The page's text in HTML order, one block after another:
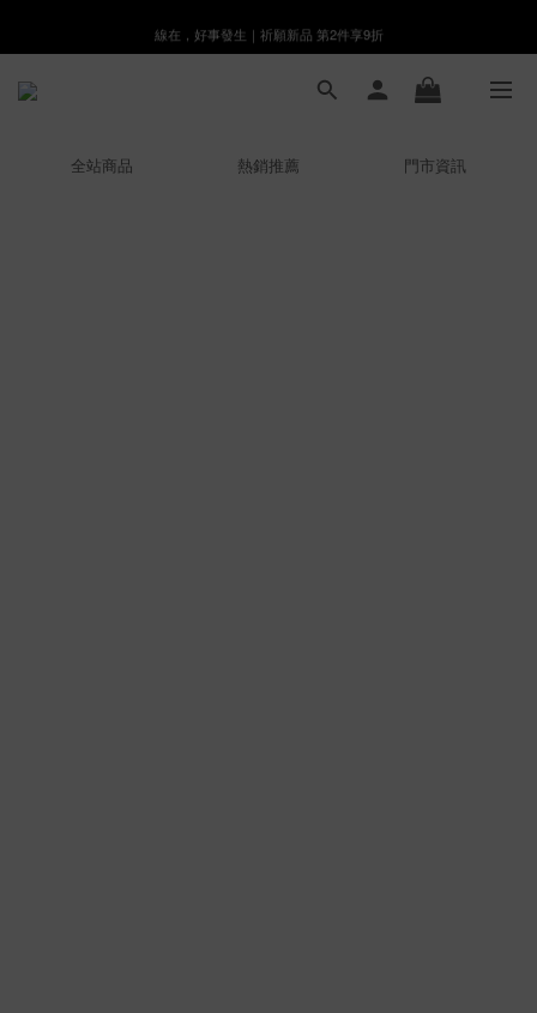
8月月初限定｜指定分類滿件88折！
線在，好事發生｜祈願新品 第2件享9折
🌸新會員限定🌸註冊送$100購物金
全站商品 熱銷推薦 門市資訊